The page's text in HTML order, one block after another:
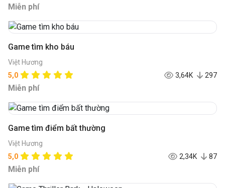
Miễn phí
Game tìm kho báu
Việt Hương
5,0
3,64K 297
Miễn phí
Game tìm điểm bất thường
Việt Hương
5,0
2,34K 87
Miễn phí